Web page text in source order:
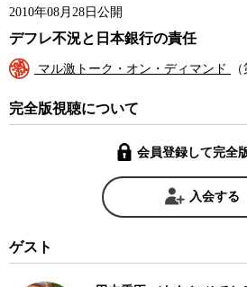
2010年08月28日公開
デフレ不況と日本銀行の責任
マル激トーク・オン・ディマンド
完全版視聴について
会員登録して完全
入会する
ゲスト